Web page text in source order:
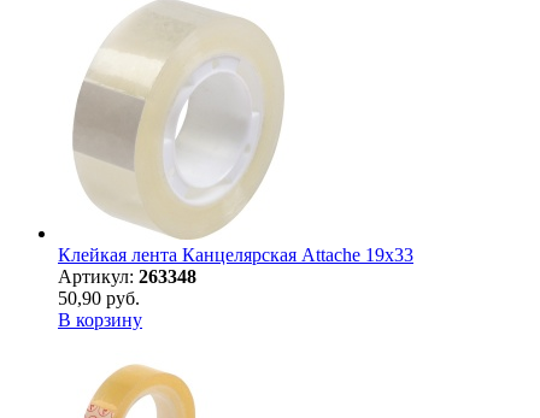
Клейкая лента Канцелярская Attache 19x33
Артикул: 263348
50,90 руб.
В корзину